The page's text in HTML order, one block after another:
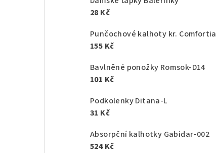
28 Kč
Punčochové kalhoty kr. Comfortia
155 Kč
Bavlněné ponožky Romsok-D14
101 Kč
Podkolenky Ditana-L
31 Kč
Absorpční kalhotky Gabidar-002
524 Kč